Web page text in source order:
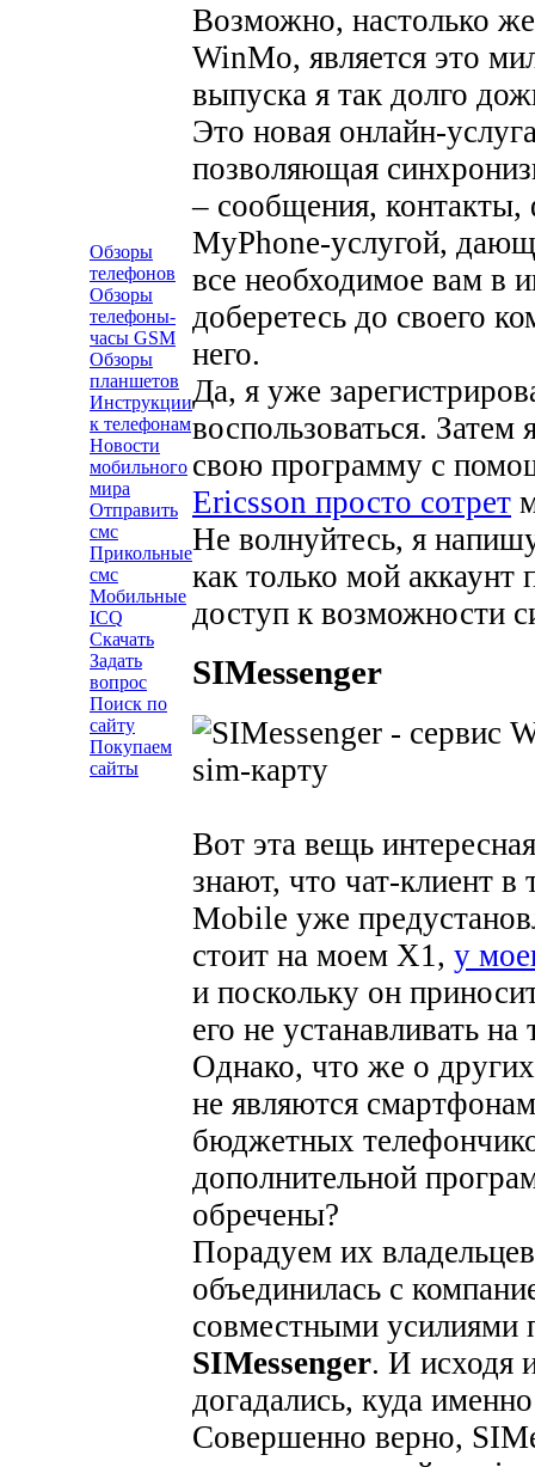
Обзоры
телефонов
Обзоры
телефоны-
часы GSM
Обзоры
планшетов
Инструкции
к телефонам
Новости
мобильного
мира
Отправить
смс
Прикольные
смс
Мобильные
ICQ
Скачать
Задать
вопрос
Поиск по
сайту
Покупаем
сайты
Возможно, настолько
WinMo, является это
выпуска я так долго
Это новая онлайн-
позволяющая
– сообщения,
MyPhone-услугой,
все необходимое вам в
доберетесь до своего
него.
Да, я уже
воспользоваться.
свою программу с
Ericsson просто сотрет
Не волнуйтесь, я
как только мой аккаунт
доступ к возможности
SIMessenger
Вот эта вещь
знают, что чат-клиент
Mobile уже
стоит на моем X1, у
и поскольку он
его не устанавливать
Однако, что же о
не являются
бюджетных
дополнительной
обречены?
Порадуем их
объединилась с
совместными усилиями
SIMessenger. И исходя
догадались, куда
Совершенно верно,